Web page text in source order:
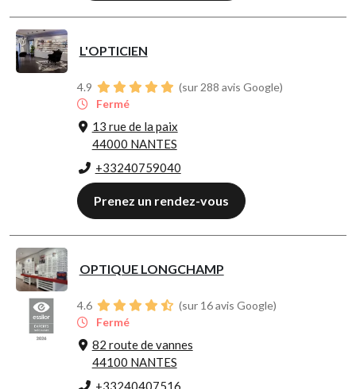
L'OPTICIEN
4.9
(sur 288 avis Google)
Fermé
13 rue de la paix
44000 NANTES
+33240759040
Prenez un rendez-vous
OPTIQUE LONGCHAMP
4.6
(sur 16 avis Google)
Fermé
82 route de vannes
44100 NANTES
+33240407516